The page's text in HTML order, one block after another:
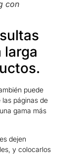
con
larga
puede
las páginas de
gama más
dejen
y colocarlos